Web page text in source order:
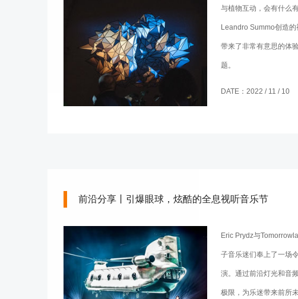
与植物互动，会有什么
Leandro Summo创造
带来了非常有意思的体
题。
DATE：2022 / 11 / 10
前沿分享丨引爆眼球，炫酷的全息视听音乐节
Eric Prydz与
子音乐迷们奉上了一场
演。通过前沿灯光和音
极限，为乐迷带来前所